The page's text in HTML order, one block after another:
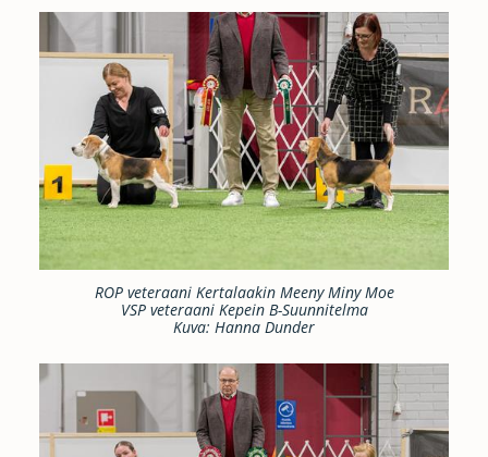
ROP veteraani Kertalaakin Meeny Miny Moe
VSP veteraani Kepein B-Suunnitelma
Kuva: Hanna Dunder